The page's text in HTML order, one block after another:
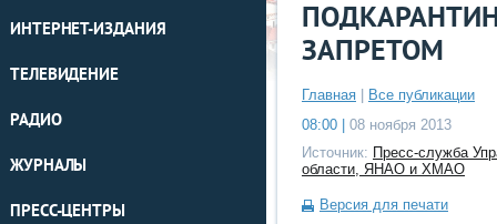
ИНТЕРНЕТ-ИЗДАНИЯ
ТЕЛЕВИДЕНИЕ
РАДИО
ЖУРНАЛЫ
ПРЕСС-ЦЕНТРЫ
ЗАПРЕТОМ
Главная
Все публикации
08:00 |
08 ноября 2013
Источник: Пресс-служба
области, ЯНАО и ХМАО
Версия для печати